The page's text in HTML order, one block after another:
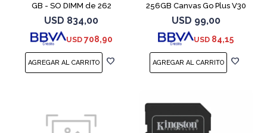
GB - SO DIMM de 262
contactos - 5600 MT/s / PC5-
44800 - CL46 - 1.1 V - sin
búfer - no ECC
USD 834,00
USD 708,90
256GB Canvas Go Plus V30
USD 99,00
USD 84,15